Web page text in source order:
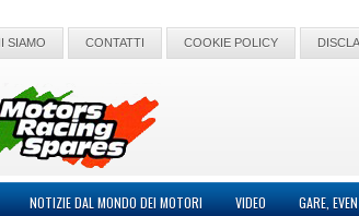
SIAMO CONTATTI COOKIE POLICY
NOTIZIE DAL MONDO DEI MOTORI VIDEO GARE,